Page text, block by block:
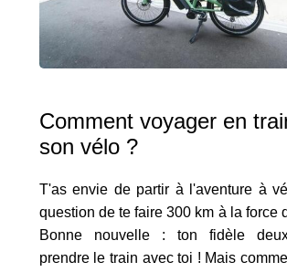
Comment voyager en
son vélo ?
T'as envie de partir à l'aventure à
question de te faire 300 km à la force
Bonne nouvelle : ton fidèle
prendre le train avec toi ! Mais